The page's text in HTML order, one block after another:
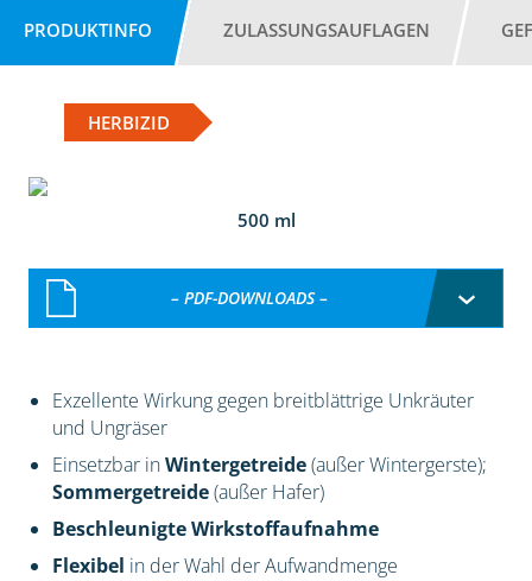
PRODUKTINFO ZULASSUNGSAUFLAGEN
HERBIZID
500 ml
– PDF-DOWNLOADS –
Exzellente Wirkung gegen breitblättrige Unkräuter
und Ungräser
Einsetzbar inWintergetreide(außer Wintergerste);
Sommergetreide(außer Hafer)
Beschleunigte Wirkstoffaufnahme
Flexibel in der Wahl der Aufwandmenge